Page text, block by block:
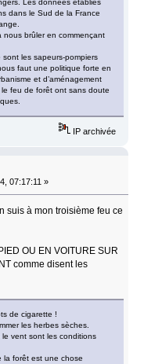
Les données établies
dans le Sud de la France
nous brûler en commençant
les sapeurs-pompiers
faut une politique forte en
et d’aménagement
feu de forêt ont sans doute
IP archivée
07:17:11 »
suis à mon troisième feu ce
OU EN VOITURE SUR
comme disent les
de cigarette !
les herbes sèches.
vent sont les conditions
la forêt est une chose